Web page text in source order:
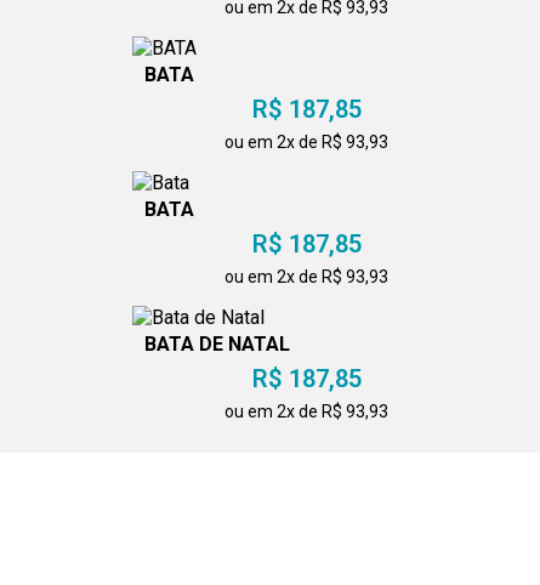
ou em 2x de R$ 93,93
BATA
R$ 187,85
ou em 2x de R$ 93,93
BATA
R$ 187,85
ou em 2x de R$ 93,93
BATA DE NATAL
R$ 187,85
ou em 2x de R$ 93,93